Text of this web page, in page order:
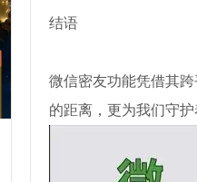
结语
微信密友功能凭借其
的距离，更为我们守